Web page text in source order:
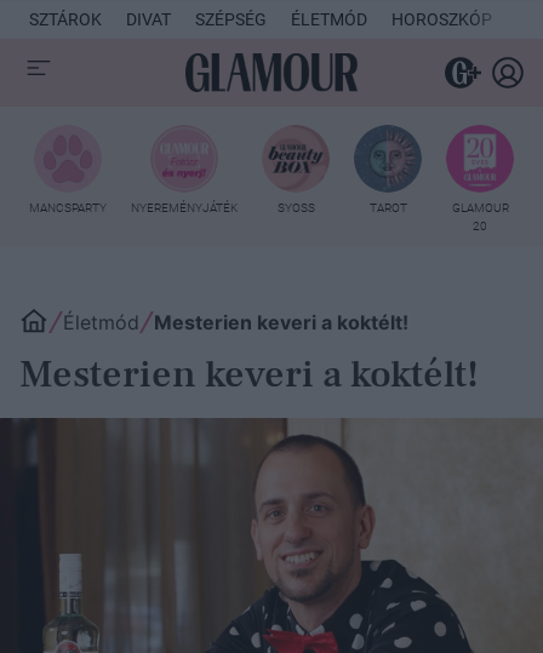
SZTÁROK DIVAT SZÉPSÉG ÉLETMÓD HOROSZKÓP
MANCSPARTY NYEREMÉNYJÁTÉK SYOSS TAROT
GLAMOUR
20
Életmód Mesterien keveri a koktélt!
Mesterien keveri a koktélt!